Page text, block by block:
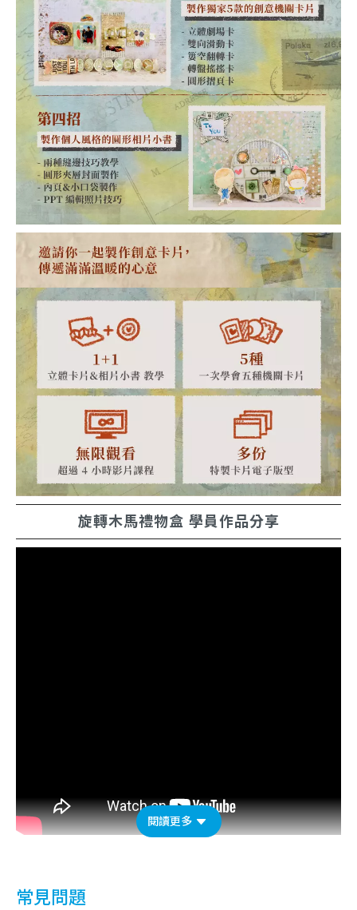
旋轉木馬禮物盒 學員作品分享
閱讀更多
常見問題